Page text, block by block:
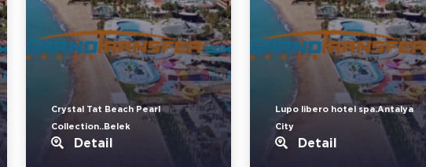
Crystal Tat Beach Pearl
Collection..Belek
Detail
Lupo libero hotel spa.Antalya
City
Detail